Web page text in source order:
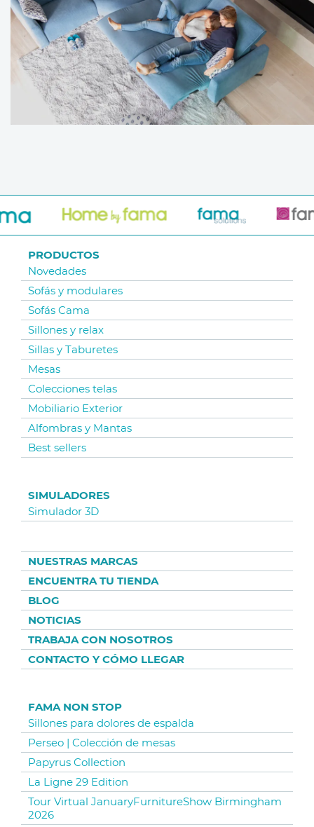
PRODUCTOS
Novedades
Sofás y modulares
Sofás Cama
Sillones y relax
Sillas y Taburetes
Mesas
Colecciones telas
Mobiliario Exterior
Alfombras y Mantas
Best sellers
SIMULADORES
Simulador 3D
NUESTRAS MARCAS
ENCUENTRA TU TIENDA
BLOG
NOTICIAS
TRABAJA CON NOSOTROS
CONTACTO Y CÓMO LLEGAR
FAMA NON STOP
Sillones para dolores de espalda
Perseo | Colección de mesas
Papyrus Collection
La Ligne 29 Edition
Tour Virtual JanuaryFurnitureShow Birmingham
2026